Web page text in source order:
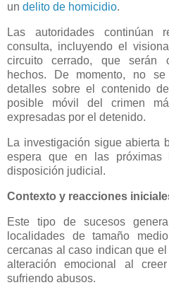
un delito de homicidio.
Las autoridades continúan
consulta, incluyendo el
circuito cerrado, que serán
hechos. De momento, no
detalles sobre el contenido
posible móvil del crimen
expresadas por el detenido.
La investigación sigue abierta
espera que en las
disposición judicial.
Contexto y reacciones
Este tipo de sucesos
localidades de tamaño
cercanas al caso indican que
alteración emocional al
sufriendo abusos.